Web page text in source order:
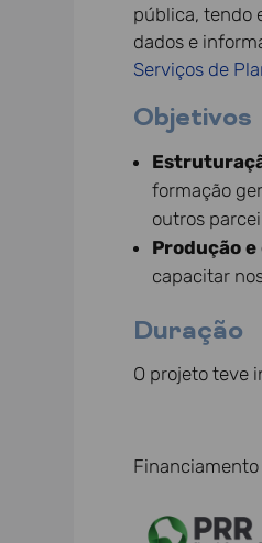
pública, tendo
dados e
Serviços de
Objetivos
formação
outros
Produção
capacitar
Duração
O projeto teve
Financiamento